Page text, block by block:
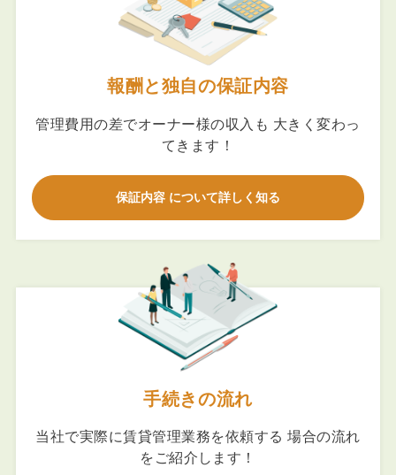
報酬と独自の保証内容
管理費用の差でオーナー様の収入も 大きく変わっ
てきます！
保証内容 について詳しく知る
手続きの流れ
当社で実際に賃貸管理業務を依頼する 場合の流れ
をご紹介します！